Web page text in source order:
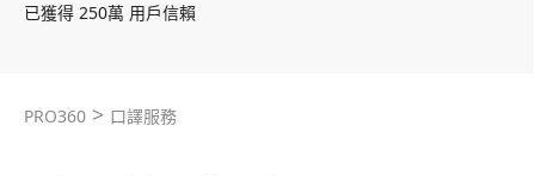
已獲得 250萬 用戶信賴
PRO360 > 口譯服務